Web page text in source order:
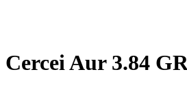
Cercei Aur 3.84